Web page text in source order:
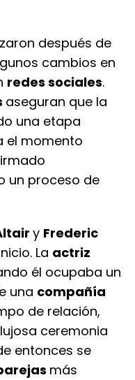
después de
cambios en
redes sociales.
aseguran que la
una etapa
el momento
un proceso de
y Frederic
La actriz
él ocupaba un
una compañía
de relación,
ceremonia
entonces se
más